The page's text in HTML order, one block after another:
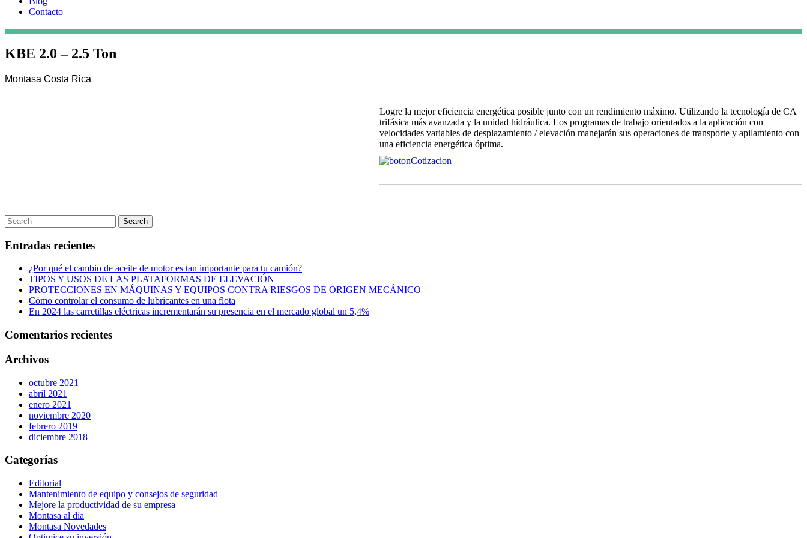
Contacto
KBE 2.0 – 2.5 Ton
Montasa Costa Rica
Logre la mejor eficiencia energética posible junto con un rendimiento máximo. Utilizando la tecnología de CA
trifásica más avanzada y la unidad hidráulica. Los programas de trabajo orientados a la aplicación con
velocidades variables de desplazamiento / elevación manejarán sus operaciones de transporte y apilamiento con
una eficiencia energética óptima.
Entradas recientes
¿Por qué el cambio de aceite de motor es tan importante para tu camión?
TIPOS Y USOS DE LAS PLATAFORMAS DE ELEVACIÓN
PROTECCIONES EN MÁQUINAS Y EQUIPOS CONTRA RIESGOS DE ORIGEN MECÁNICO
Cómo controlar el consumo de lubricantes en una flota
En 2024 las carretillas eléctricas incrementarán su presencia en el mercado global un 5,4%
Comentarios recientes
Archivos
octubre 2021
abril 2021
enero 2021
noviembre 2020
febrero 2019
diciembre 2018
Categorías
Editorial
Mantenimiento de equipo y consejos de seguridad
Mejore la productividad de su empresa
Montasa al día
Montasa Novedades